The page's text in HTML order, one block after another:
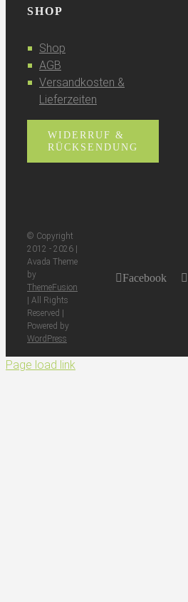
SHOP
Shop
AGB
Versandkosten &
Lieferzeiten
WIDERRUF &
RÜCKSENDUNG
© Copyright
2012 - 2026 |
Avada Theme
by
ThemeFusion
| All Rights
Reserved |
Powered by
WordPress
Facebook
Page load link